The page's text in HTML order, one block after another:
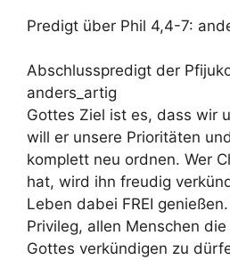
Predigt über Phil 4,4-7:
Abschlusspredigt der
anders_artig
Gottes Ziel ist es, dass wir
will er unsere Prioritäten
komplett neu ordnen. Wer
hat, wird ihn freudig
Leben dabei FREI
Privileg, allen Menschen
Gottes verkündigen zu